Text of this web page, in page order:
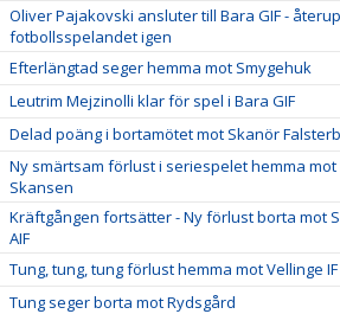
Oliver Pajakovski ansluter till Bara GIF -
fotbollsspelandet igen
Efterlängtad seger hemma mot Smygehuk
Leutrim Mejzinolli klar för spel i Bara GIF
Delad poäng i bortamötet mot Skanör
Ny smärtsam förlust i seriespelet hemma mot
Skansen
Kräftgången fortsätter - Ny förlust borta mot
AIF
Tung, tung, tung förlust hemma mot Vellinge IF
Tung seger borta mot Rydsgård